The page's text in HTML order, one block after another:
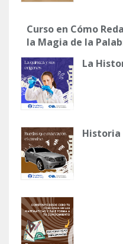
Curso en Cómo
la Magia de la
La
Historia